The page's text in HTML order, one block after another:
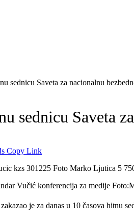
sednicu Saveta za nacionalnu
sednicu Saveta
Copy Link
Vučić konferencija za medije
je za danas u 10 časova hitnu